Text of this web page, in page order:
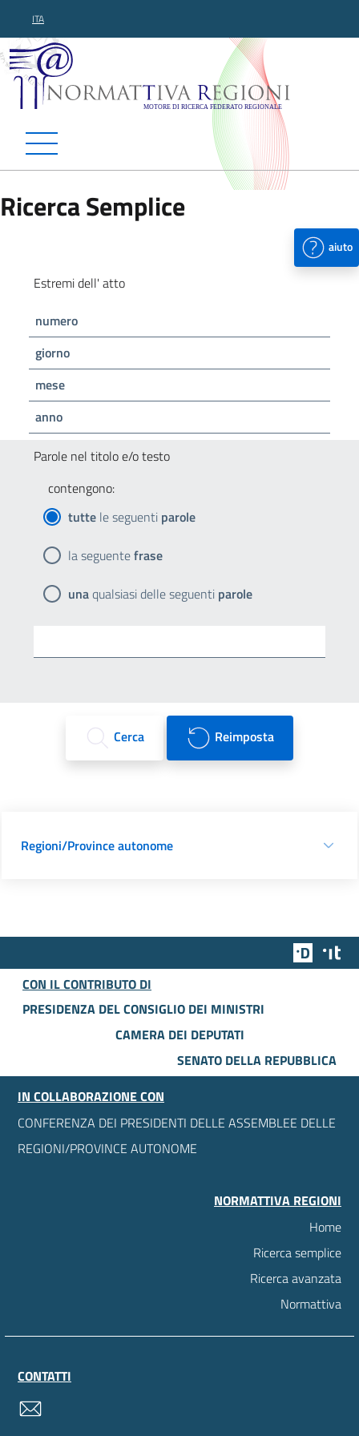
ITA
Normattiva Regioni -
Ricerca Semplice
aiuto
Estremi dell' atto
numero
giorno
mese
anno
Parole nel titolo e/o testo
contengono:
tutte le seguenti parole
la seguentefrase
unaqualsiasi delle seguenti parole
Cerca Reimposta
Regioni/Province autonome
Team
CON IL CONTRIBUTO DI
PRESIDENZA DEL CONSIGLIO DEI MINISTRI
CAMERA DEI DEPUTATI
SENATO DELLA REPUBBLICA
IN COLLABORAZIONE CON
CONFERENZA DEI PRESIDENTI DELLE ASSEMBLEE DELLE
REGIONI/PROVINCE AUTONOME
NORMATTIVA REGIONI
Home
Ricerca semplice
Ricerca avanzata
Normattiva
CONTATTI